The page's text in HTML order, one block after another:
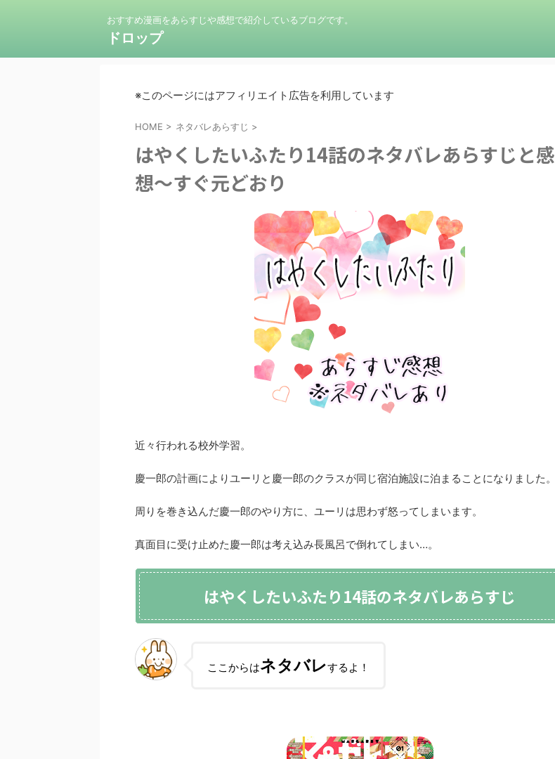
おすすめ漫画をあらすじや感想で紹介しているブログです。
ドロップ
※このページにはアフィリエイト広告を利用しています
HOME > ネタバレあらすじ >
はやくしたいふたり14話のネタバレあらすじと感
想〜すぐ元どおり
近々行われる校外学習。
慶一郎の計画によりユーリと慶一郎のクラスが同じ宿泊施設に泊まることになりました。
周りを巻き込んだ慶一郎のやり方に、ユーリは思わず怒ってしまいます。
真面目に受け止めた慶一郎は考え込み長風呂で倒れてしまい…。
はやくしたいふたり14話のネタバレあらすじ
ここからはネタバレするよ！